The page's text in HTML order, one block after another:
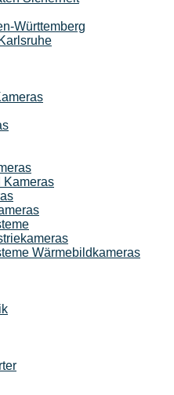
Württemberg
Kameras
Wärmebildkameras